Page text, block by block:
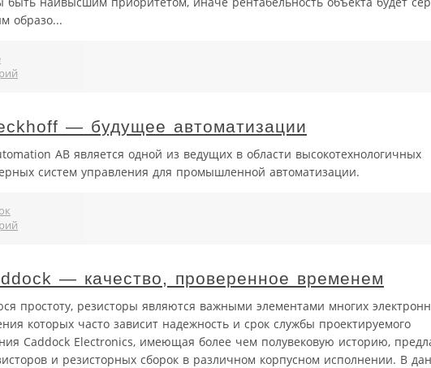
образо...
— будущее автоматизации
AB является одной из ведущих в области высокотехнологичных
систем управления для промышленной автоматизации.
— качество, проверенное временем
простоту, резисторы являются важными элементами многих
которых часто зависит надежность и срок службы проектируемого
Caddock Electronics, имеющая более чем полувековую историю,
и резисторных сборок в различном корпусном исполнении. В